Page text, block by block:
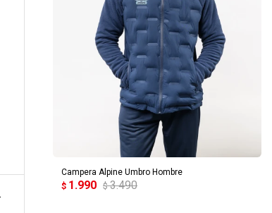
Campera Alpine Umbro Hombre
$ 1.990 $ 3.490
AGREGAR AL CARRITO